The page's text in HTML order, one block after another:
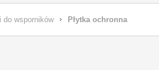
do wsporników › Płytka ochronna